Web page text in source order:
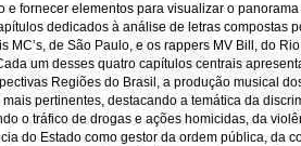
e fornecer elementos para visualizar o
dedicados à análise de letras compostas
MC’s, de São Paulo, e os rappers MV Bill, do
um desses quatro capítulos centrais
Regiões do Brasil, a produção musical
pertinentes, destacando a temática da
o tráfico de drogas e ações homicidas, da
do Estado como gestor da ordem pública, da